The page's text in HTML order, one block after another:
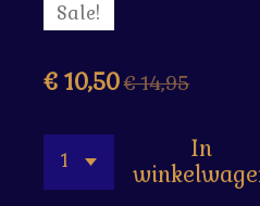
Sale!
€ 10,50€ 14,95
In